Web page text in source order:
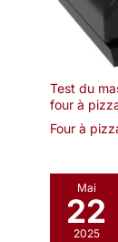
Test du
four à
Four à
Mai
22
2025